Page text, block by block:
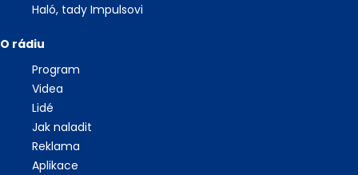
Haló, tady Impulsovi
O rádiu
Program
Videa
Lidé
Jak naladit
Reklama
Aplikace